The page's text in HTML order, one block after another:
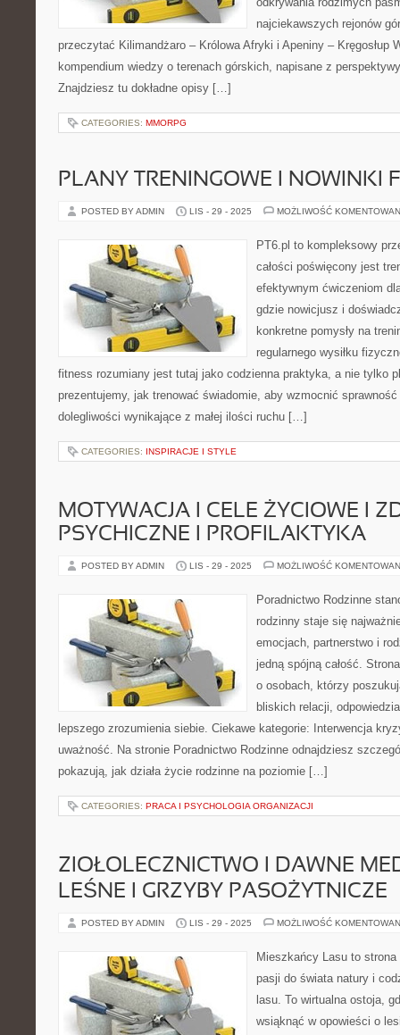
najciekawszych rejonów
przeczytać Kilimandżaro – Królowa Afryki i Apeniny – Kręgosłup
kompendium wiedzy o terenach górskich, napisane z
Znajdziesz tu dokładne opisy […]
CATEGORIES: MMORPG
PLANY TRENINGOWE I NOWINKI
POSTED BY ADMIN LIS - 29 - 2025 MOŻLIWOŚĆ
PT6.pl to kompleksowy
całości poświęcony jest
efektywnym ćwiczeniom
gdzie nowicjusz i
konkretne pomysły na
regularnego wysiłku
fitness rozumiany jest tutaj jako codzienna praktyka, a nie tylko
prezentujemy, jak trenować świadomie, aby wzmocnić
dolegliwości wynikające z małej ilości ruchu […]
CATEGORIES: INSPIRACJE I STYLE
MOTYWACJA I CELE ŻYCIOWE I
PSYCHICZNE I PROFILAKTYKA
POSTED BY ADMIN LIS - 29 - 2025 MOŻLIWOŚĆ
Poradnictwo Rodzinne
rodzinny staje się
emocjach, partnerstwo i
jedną spójną całość.
o osobach, którzy
bliskich relacji,
lepszego zrozumienia siebie. Ciekawe kategorie: Interwencja
uważność. Na stronie Poradnictwo Rodzinne odnajdziesz
pokazują, jak działa życie rodzinne na poziomie […]
CATEGORIES: PRACA I PSYCHOLOGIA ORGANIZACJI
ZIOŁOLECZNICTWO I DAWNE
LEŚNE I GRZYBY PASOŻYTNICZE
POSTED BY ADMIN LIS - 29 - 2025 MOŻLIWOŚĆ
Mieszkańcy Lasu to
pasji do świata natury i
lasu. To wirtualna ostoja,
wsiąknąć w opowieści o